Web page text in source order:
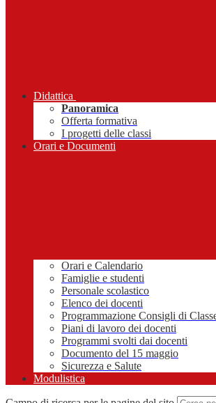
Didattica
Panoramica
Offerta formativa
I progetti delle classi
Orari e Documenti
Orari e Calendario
Famiglie e studenti
Personale scolastico
Elenco dei docenti
Programmazione Consigli di
Piani di lavoro dei docenti
Programmi svolti dai docenti
Documento del 15 maggio
Sicurezza e Salute
Modulistica